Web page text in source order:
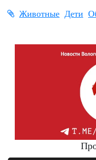
Животные Дети